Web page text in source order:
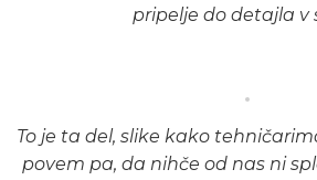
pripelje do detajla v
To je ta del, slike kako
povem pa, da nihče od nas ni